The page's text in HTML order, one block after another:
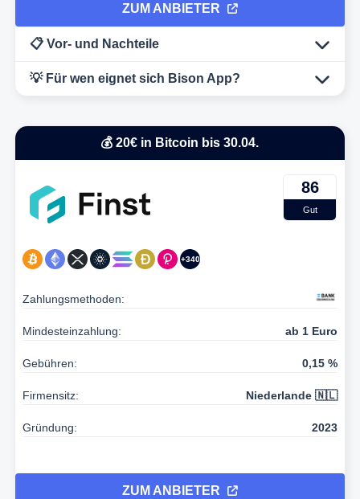
ZUM ANBIETER
📋 Vor- und Nachteile
💡 Für wen eignet sich Bison App?
💰 20€ in Bitcoin bis 30.04.
86
Gut
+340
Zahlungsmethoden:
Mindesteinzahlung: ab 1 Euro
Gebühren: 0,15 %
Firmensitz: Niederlande 🇳🇱
Gründung: 2023
ZUM ANBIETER